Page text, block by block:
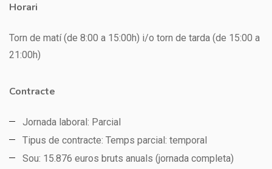
Horari
Torn de matí (de 8:00 a 15:00h) i/o torn de tarda (de 15:00 a
21:00h)
Contracte
Jornada laboral: Parcial
Tipus de contracte: Temps parcial: temporal
Sou: 15.876 euros bruts anuals (jornada completa)